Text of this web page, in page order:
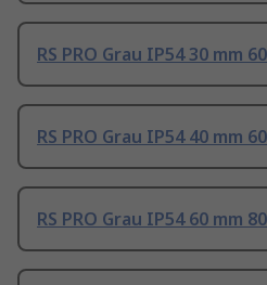
RS PRO Grau IP54 30 mm
RS PRO Grau IP54 40 mm
RS PRO Grau IP54 60 mm